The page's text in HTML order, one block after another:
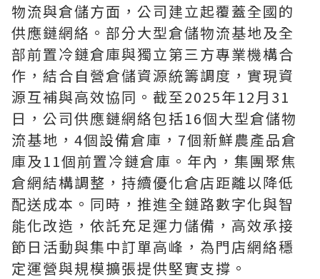
物流與倉儲方面，公司建立起覆蓋全國的
供應鏈網絡。部分大型倉儲物流基地及全
部前置冷鏈倉庫與獨立第三方專業機構合
作，結合自營倉儲資源統籌調度，實現資
源互補與高效協同。截至2025年12月31
日，公司供應鏈網絡包括16個大型倉儲物
流基地，4個設備倉庫，7個新鮮農產品倉
庫及11個前置冷鏈倉庫。年內，集團聚焦
倉網結構調整，持續優化倉店距離以降低
配送成本。同時，推進全鏈路數字化與智
能化改造，依託充足運力儲備，高效承接
節日活動與集中訂單高峰，為門店網絡穩
定運營與規模擴張提供堅實支撐。